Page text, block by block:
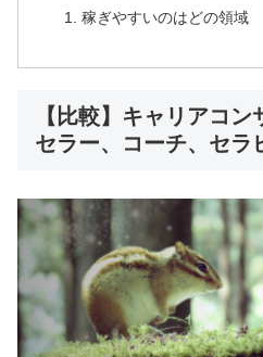
稼ぎやすいのはどの領域
【比較】キャリアコ
セラー、コーチ、セラ